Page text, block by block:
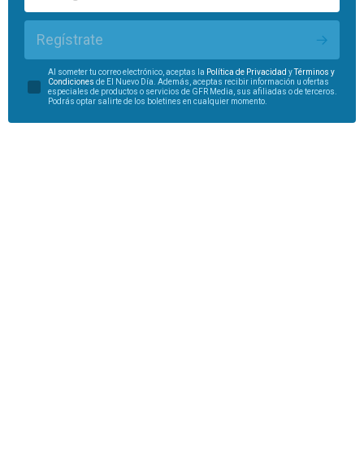
Regístrate
Al someter tu correo electrónico, aceptas la Política de Privacidad y
Términos y
Condiciones de El Nuevo Día. Además, aceptas recibir información u ofertas
especiales de productos o servicios de GFR Media, sus afiliadas o de terceros.
Podrás optar salirte de los boletines en cualquier momento.